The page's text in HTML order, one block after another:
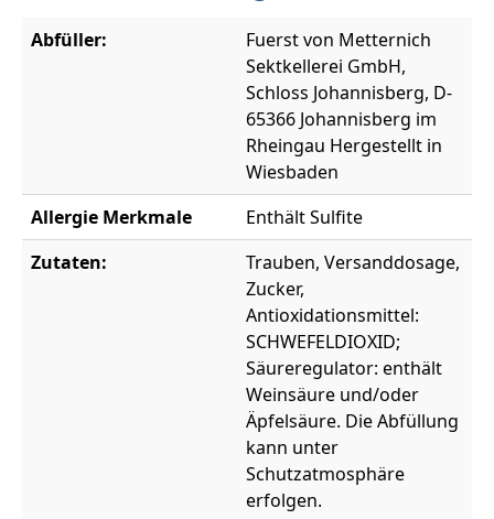
Abfüller:
Fuerst von Metternich
Sektkellerei GmbH,
Schloss Johannisberg, D-
65366 Johannisberg im
Rheingau Hergestellt in
Wiesbaden
Allergie Merkmale
Enthält Sulfite
Zutaten:
Trauben, Versanddosage,
Zucker,
Antioxidationsmittel:
SCHWEFELDIOXID;
Säureregulator: enthält
Weinsäure und/oder
Äpfelsäure. Die Abfüllung
kann unter
Schutzatmosphäre
erfolgen.